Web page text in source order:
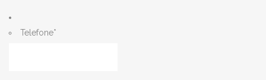
Telefone*